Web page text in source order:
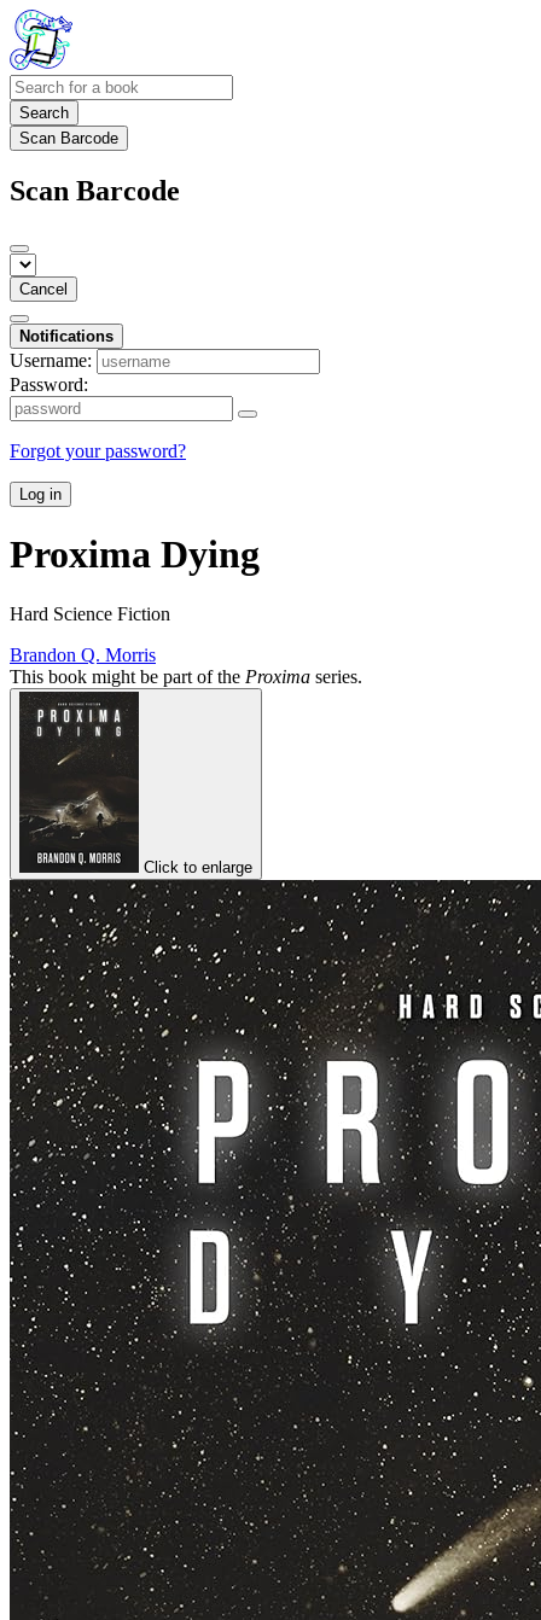
Search
Scan Barcode
Scan Barcode
Cancel
Notifications
Username:
Password:
Forgot your password?
Log in
Proxima Dying
Hard Science Fiction
Brandon Q. Morris
This book might be part of the Proxima series.
Click to enlarge